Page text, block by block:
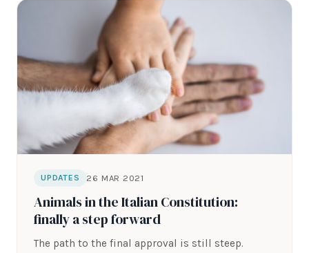
UPDATES 26 MAR 2021
Animals in the Italian Constitution:
finally a step forward
The path to the final approval is still steep.